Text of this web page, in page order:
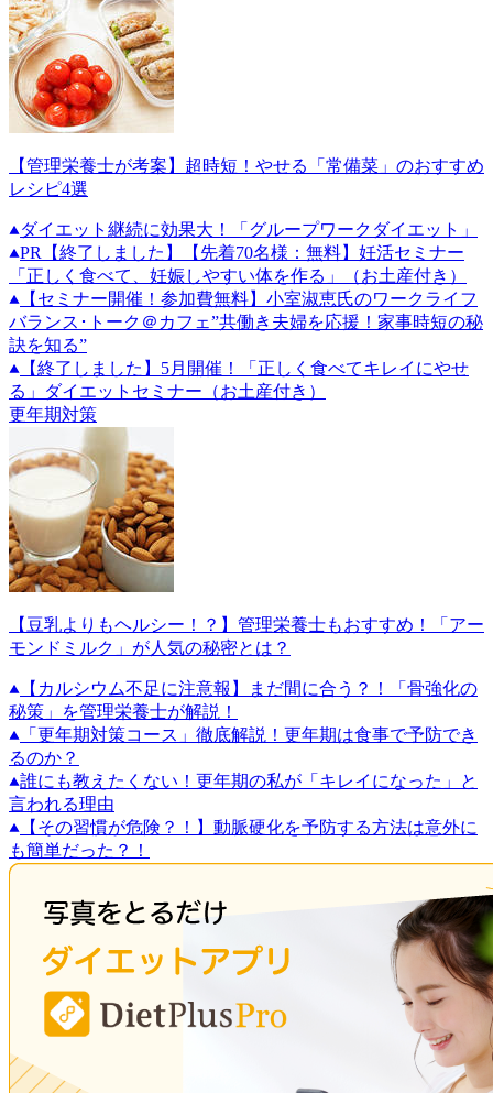
【管理栄養士が考案】超時短！やせる「常備菜」のおすすめ
レシピ4選
ダイエット継続に効果大！「グループワークダイエット」
PR
【終了しました】【先着70名様：無料】妊活セミナー
「正しく食べて、妊娠しやすい体を作る」（お土産付き）
【セミナー開催！参加費無料】小室淑恵氏のワークライフ
バランス･トーク＠カフェ”共働き夫婦を応援！家事時短の秘
訣を知る”
【終了しました】5月開催！「正しく食べてキレイにやせ
る」ダイエットセミナー（お土産付き）
更年期対策
【豆乳よりもヘルシー！？】管理栄養士もおすすめ！「アー
モンドミルク」が人気の秘密とは？
【カルシウム不足に注意報】まだ間に合う？！「骨強化の
秘策」を管理栄養士が解説！
「更年期対策コース」徹底解説！更年期は食事で予防でき
るのか？
誰にも教えたくない！更年期の私が「キレイになった」と
言われる理由
【その習慣が危険？！】動脈硬化を予防する方法は意外に
も簡単だった？！